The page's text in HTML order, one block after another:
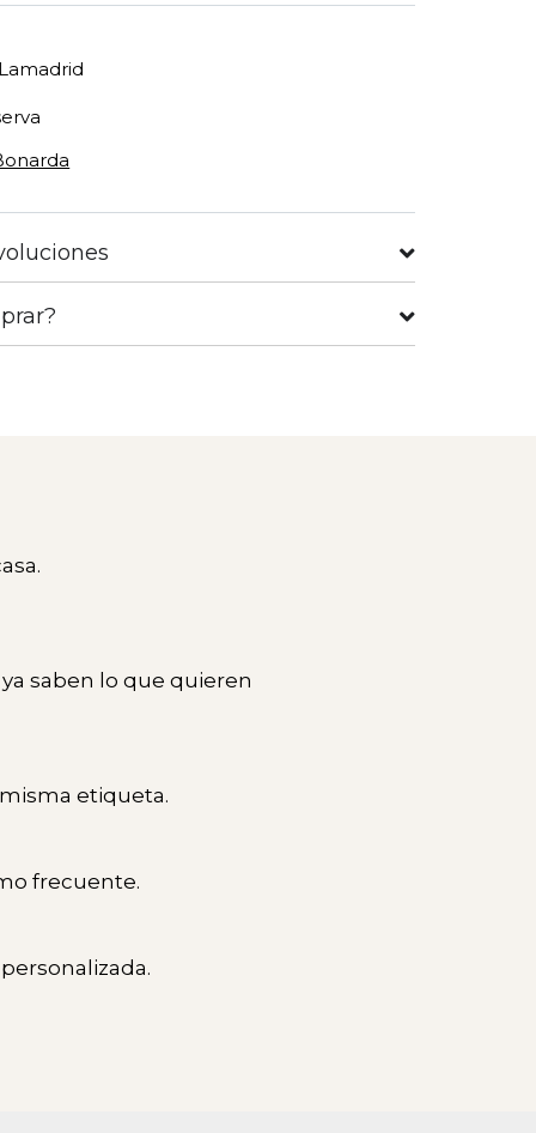
Lamadrid
saben lo que quieren
etiqueta.
frecuente.